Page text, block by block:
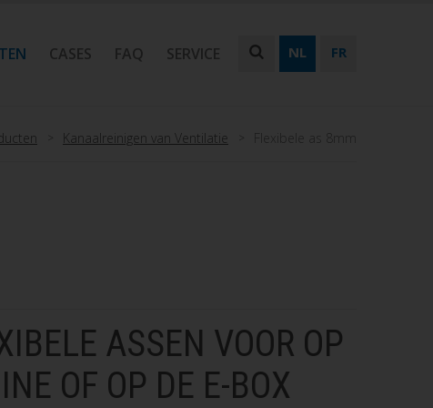
NL FR
CASES FAQ SERVICE
Kanaalreinigen van Ventilatie Flexibele as 8mm
ASSEN VOOR OP
OF OP DE E-BOX